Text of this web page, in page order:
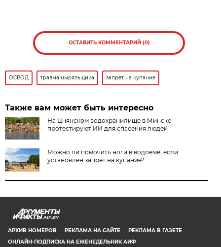
ОСТАВИТЬ КОММЕНТАРИЙ (0)
ОСВОД травма ныряльщика запрет на купание
Также вам может быть интересно
На Цнянском водохранилище в Минске
протестируют ИИ для спасения людей
Можно ли помочить ноги в водоеме, если
установлен запрет на купание?
AIF.BY
АРХИВ НОМЕРОВ РЕКЛАМА НА САЙТЕ
РЕКЛАМА В ГАЗЕТЕ
ОНЛАЙН-ПОДПИСКА НА ЕЖЕНЕДЕЛЬНИК АИФ